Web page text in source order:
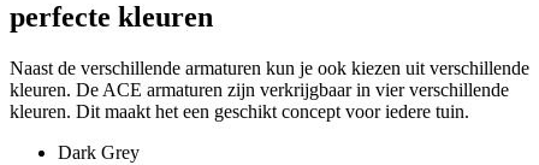
perfecte kleuren
Naast de verschillende armaturen kun je ook kiezen uit verschillende
kleuren. De ACE armaturen zijn verkrijgbaar in vier verschillende
kleuren. Dit maakt het een geschikt concept voor iedere tuin.
Dark Grey